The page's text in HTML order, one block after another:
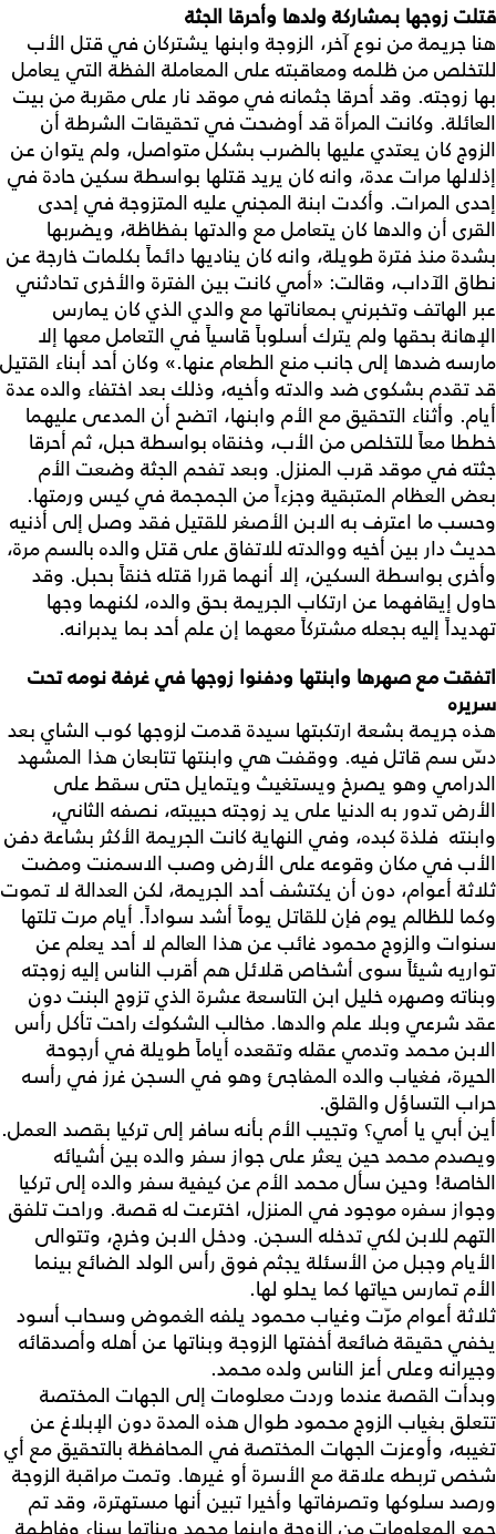
قتلت زوجها بمشاركة ولدها وأحرقا الجثة
هنا جريمة من نوع آخر، الزوجة وابنها يشتركان في قتل الأب
للتخلص من ظلمه ومعاقبته على المعاملة الفظة التي يعامل
بها زوجته. وقد أحرقا جثمانه في موقد نار على مقربة من بيت
العائلة. وكانت المرأة قد أوضحت في تحقيقات الشرطة أن
الزوج كان يعتدي عليها بالضرب بشكل متواصل، ولم يتوان عن
إذلالها مرات عدة، وانه كان يريد قتلها بواسطة سكين حادة في
إحدى المرات. وأكدت ابنة المجني عليه المتزوجة في إحدى
القرى أن والدها كان يتعامل مع والدتها بفظاظة، ويضربها
بشدة منذ فترة طويلة، وانه كان يناديها دائماً بكلمات خارجة عن
نطاق الآداب، وقالت: «أمي كانت بين الفترة والأخرى تحادثني
عبر الهاتف وتخبرني بمعاناتها مع والدي الذي كان يمارس
الإهانة بحقها ولم يترك أسلوباً قاسياً في التعامل معها إلا
مارسه ضدها إلى جانب منع الطعام عنها.» وكان أحد أبناء القتيل
قد تقدم بشكوى ضد والدته وأخيه، وذلك بعد اختفاء والده عدة
أيام. وأثناء التحقيق مع الأم وابنها، اتضح أن المدعى عليهما
خططا معاً للتخلص من الأب، وخنقاه بواسطة حبل، ثم أحرقا
جثته في موقد قرب المنزل. وبعد تفحم الجثة وضعت الأم
بعض العظام المتبقية وجزءاً من الجمجمة في كيس ورمتها.
وحسب ما اعترف به الابن الأصغر للقتيل فقد وصل إلى أذنيه
حديث دار بين أخيه ووالدته للاتفاق على قتل والده بالسم مرة،
وأخرى بواسطة السكين، إلا أنهما قررا قتله خنقاً بحبل. وقد
حاول إيقافهما عن ارتكاب الجريمة بحق والده، لكنهما وجها
تهديداً إليه بجعله مشتركاً معهما إن علم أحد بما يدبرانه.
اتفقت مع صهرها وابنتها ودفنوا زوجها في غرفة نومه تحت
سريره
هذه جريمة بشعة ارتكبتها سيدة قدمت لزوجها كوب الشاي بعد
دسّ سم قاتل فيه. ووقفت هي وابنتها تتابعان هذا المشهد
الدرامي وهو يصرخ ويستغيث ويتمايل حتى سقط على
الأرض تدور به الدنيا على يد زوجته حبيبته، نصفه الثاني،
وابنته فلذة كبده، وفي النهاية كانت الجريمة الأكثر بشاعة دفن
الأب في مكان وقوعه على الأرض وصب الاسمنت ومضت
ثلاثة أعوام، دون أن يكتشف أحد الجريمة، لكن العدالة لا تموت
وكما للظالم يوم فإن للقاتل يوماً أشد سواداً. أيام مرت تلتها
سنوات والزوج محمود غائب عن هذا العالم لا أحد يعلم عن
تواريه شيئاً سوى أشخاص قلائل هم أقرب الناس إليه زوجته
وبناته وصهره خليل ابن التاسعة عشرة الذي تزوج البنت دون
عقد شرعي وبلا علم والدها. مخالب الشكوك راحت تأكل رأس
الابن محمد وتدمي عقله وتقعده أياماً طويلة في أرجوحة
الحيرة، فغياب والده المفاجئ وهو في السجن غرز في رأسه
حراب التساؤل والقلق.
أين أبي يا أمي؟ وتجيب الأم بأنه سافر إلى تركيا بقصد العمل.
ويصدم محمد حين يعثر على جواز سفر والده بين أشيائه
الخاصة! وحين سأل محمد الأم عن كيفية سفر والده إلى تركيا
وجواز سفره موجود في المنزل، اخترعت له قصة. وراحت تلفق
التهم للابن لكي تدخله السجن. ودخل الابن وخرج، وتتوالى
الأيام وجبل من الأسئلة يجثم فوق رأس الولد الضائع بينما
الأم تمارس حياتها كما يحلو لها.
ثلاثة أعوام مرّت وغياب محمود يلفه الغموض وسحاب أسود
يخفي حقيقة ضائعة أخفتها الزوجة وبناتها عن أهله وأصدقائه
وجيرانه وعلى أعز الناس ولده محمد.
وبدأت القصة عندما وردت معلومات إلى الجهات المختصة
تتعلق بغياب الزوج محمود طوال هذه المدة دون الإبلاغ عن
تغيبه، وأوعزت الجهات المختصة في المحافظة بالتحقيق مع أي
شخص تربطه علاقة مع الأسرة أو غيرها. وتمت مراقبة الزوجة
ورصد سلوكها وتصرفاتها وأخيرا تبين أنها مستهترة، وقد تم